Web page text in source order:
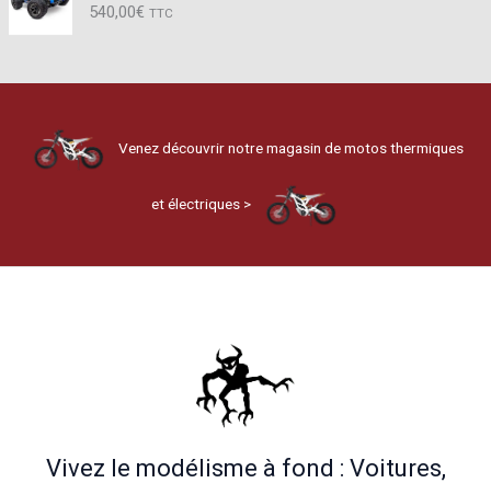
540,00€ TTC
Venez découvrir notre magasin de motos thermiques
et électriques >
Vivez le modélisme à fond : Voitures,